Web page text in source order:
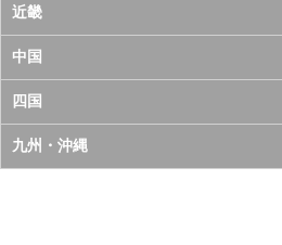
宮城県
秋田県
山形県
福島県
千葉県
埼玉県
茨城県
栃木県
長野県
新潟県
富山県
石川県
愛知県
岐阜県
三重県
静岡県
近畿
大阪府
京都府
兵庫県
中国
鳥取県
島根県
四国
徳島県
九州・沖縄